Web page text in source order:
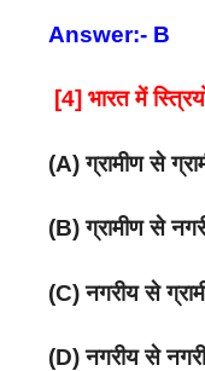
Answer:- B
[4] भारत में
(A) ग्रामीण से
(B) ग्रामीण से
(C) नगरीय से
(D) नगरीय से